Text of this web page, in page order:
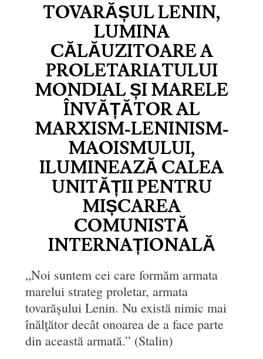
TOVARĂȘUL LENIN,
LUMINA
CĂLĂUZITOARE A
PROLETARIATULUI
MONDIAL ȘI MARELE
ÎNVĂȚĂTOR AL
MARXISM-LENINISM-
MAOISMULUI,
ILUMINEAZĂ CALEA
UNITĂȚII PENTRU
MIȘCAREA
COMUNISTĂ
INTERNAȚIONALĂ
„Noi suntem cei care formăm armata
marelui strateg proletar, armata
tovarășului Lenin. Nu există nimic mai
înălțător decât onoarea de a face parte
din această armată.” (Stalin)